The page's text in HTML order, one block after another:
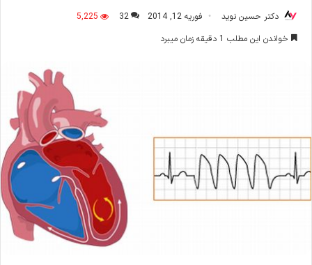
دکتر حسین نوید فوریه 12, 2014 32
5,225
خواندن این مطلب 1 دقیقه زمان میبرد